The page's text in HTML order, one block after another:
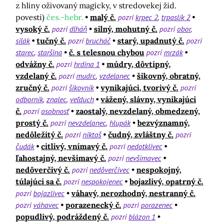
z hliny oživovaný magicky, v stredovekej žid.
povesti) čes.-hebr. malý č. pozrikrpec 2 trpaslík 2
vysoký č. pozridlháň silný, mohutný č. pozriobor
silák
tučný č. pozribrucháč starý, upadnutý č. pozri
starec staršina č. s telesnou chybou pozrimrzák
odvážny č. pozrihrdina 1
múdry, dôvtipný,
vzdelaný č. pozrimudrc vzdelanec
šikovný, obratný,
zručný č. pozrišikovník vynikajúci, tvorivý č. pozri
odborník znalec veľduch
vážený, slávny, vynikajúci
č. pozriosobnosť
zaostalý, nevzdelaný, obmedzený,
prostý č. pozrinevzdelanec hlupák
bezvýznamný,
nedôležitý č. pozriniktoš čudný, zvláštny č. pozri
čudák
citlivý, vnímavý č. pozrinedotklivec
ľahostajný, nevšímavý č. pozrinevšímavec
nedôverčivý č. pozrinedôverčivec
nespokojný,
túlajúci sa č. pozrinespokojenec
bojazlivý, opatrný č.
pozribojazlivec
váhavý, nerozhodný, nestranný č.
pozri váhavec porazenecký č. pozriporazenec
popudlivý, podráždený č. pozriblázon 1